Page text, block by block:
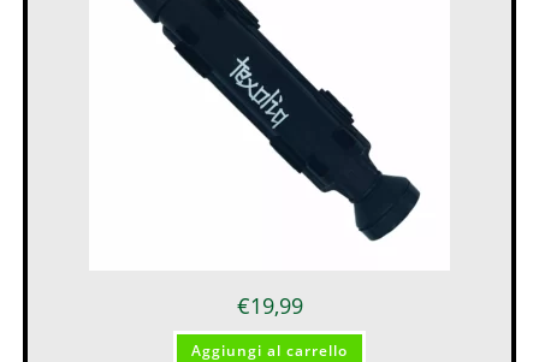
€19,99
Aggiungi al carrello